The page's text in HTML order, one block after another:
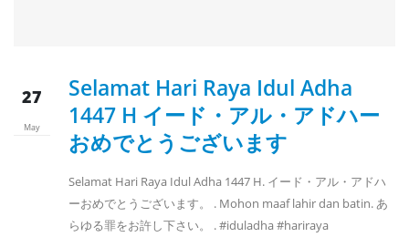
27
May
Selamat Hari Raya Idul Adha
1447 H イード・アル・アドハー
おめでとうございます
Selamat Hari Raya Idul Adha 1447 H. イード・アル・アドハ
ーおめでとうございます。 . Mohon maaf lahir dan batin. あ
らゆる罪をお許し下さい。 . #iduladha #hariraya